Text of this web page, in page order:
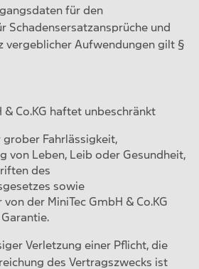
für den
Schadensersatzansprüche und
vergeblicher Aufwendungen gilt §
& Co.KG haftet unbeschränkt
grober Fahrlässigkeit,
von Leben, Leib oder Gesundheit,
des
sowie
der MiniTec GmbH & Co.KG
Verletzung einer Pflicht, die
des Vertragszwecks ist